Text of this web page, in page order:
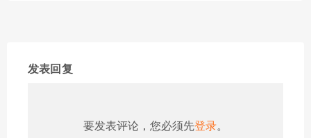
发表回复
要发表评论，您必须先登录。